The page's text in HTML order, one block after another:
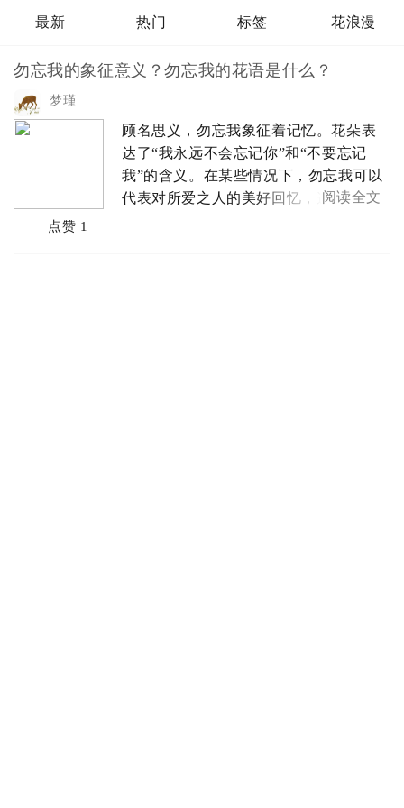
最新 热门 标签 花浪漫
勿忘我的象征意义？勿忘我的花语是什么？
梦瑾
顾名思义，勿忘我象征着记忆。花朵表
达了“我永远不会忘记你”和“不要忘记
我”的含义。在某些情况下，勿忘我可以
代表对所爱之人的美好回忆，这将被长
阅读全文
点赞 1